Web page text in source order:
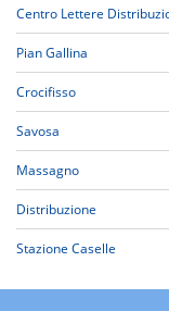
Centro Lettere
Pian Gallina
Crocifisso
Savosa
Massagno
Distribuzione
Stazione Caselle